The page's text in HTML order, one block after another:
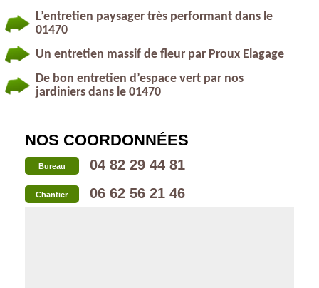
L’entretien paysager très performant dans le
01470
Un entretien massif de fleur par Proux Elagage
De bon entretien d’espace vert par nos
jardiniers dans le 01470
NOS COORDONNÉES
Bureau 04 82 29 44 81
Chantier 06 62 56 21 46